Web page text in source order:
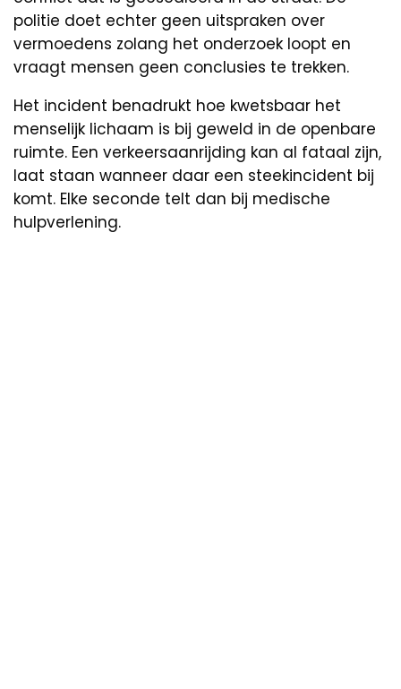
politie doet echter geen uitspraken over
vermoedens zolang het onderzoek loopt en
vraagt mensen geen conclusies te trekken.
Het incident benadrukt hoe kwetsbaar het
menselijk lichaam is bij geweld in de openbare
ruimte. Een verkeersaanrijding kan al fataal zijn,
laat staan wanneer daar een steekincident bij
komt. Elke seconde telt dan bij medische
hulpverlening.